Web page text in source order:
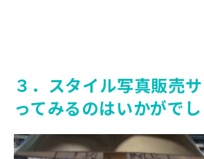
３．スタイル写真販売
ってみるのはいかがでし